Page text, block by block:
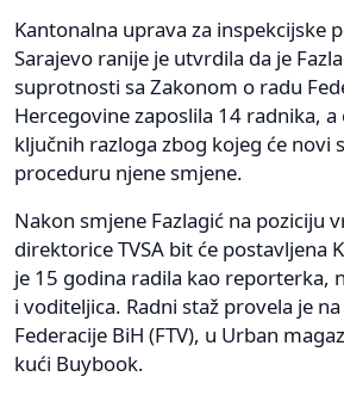
Kantonalna uprava za inspekcijske
Sarajevo ranije je utvrdila da je
suprotnosti sa Zakonom o radu
Hercegovine zaposlila 14 radnika,
ključnih razloga zbog kojeg će novi
proceduru njene smjene.
Nakon smjene Fazlagić na poziciju
direktorice TVSA bit će postavljena
je 15 godina radila kao reporterka,
i voditeljica. Radni staž provela je
Federacije BiH (FTV), u Urban
kući Buybook.